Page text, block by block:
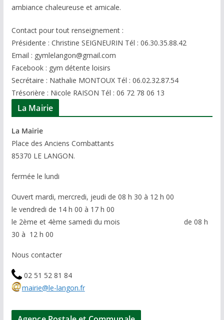
ambiance chaleureuse et amicale.
Contact pour tout renseignement :
Présidente : Christine SEIGNEURIN Tél : 06.30.35.88.42
Email : gymlelangon@gmail.com
Facebook : gym détente loisirs
Secrétaire : Nathalie MONTOUX Tél : 06.02.32.87.54
Trésorière : Nicole RAISON Tél : 06 72 78 06 13
La Mairie
La Mairie
Place des Anciens Combattants
85370 LE LANGON.
fermée le lundi
Ouvert mardi, mercredi, jeudi de 08 h 30 à 12 h 00
le vendredi de 14 h 00 à 17 h 00
le 2ème et 4ème samedi du mois de 08 h
30 à 12 h 00
Nous contacter
02 51 52 81 84
mairie@le-langon.fr